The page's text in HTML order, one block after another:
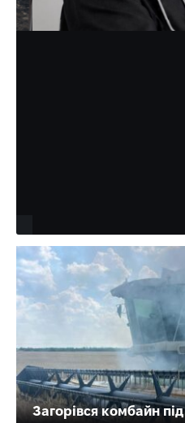
НОВИНИ
Загорівся комбайн